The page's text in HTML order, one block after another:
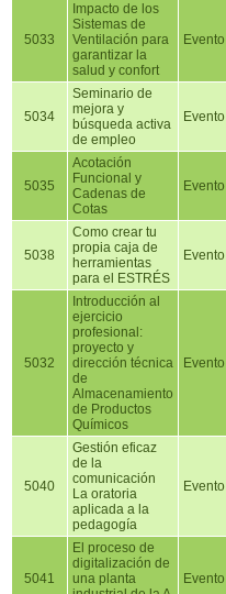
5033
Impacto de los
Sistemas de
Ventilación para
garantizar la
salud y confort
Evento
5034
Seminario de
mejora y
búsqueda activa
de empleo
Evento
5035
Acotación
Funcional y
Cadenas de
Cotas
Evento
5038
Como crear tu
propia caja de
herramientas
para el ESTRÉS
Evento
5032
Introducción al
ejercicio
profesional:
proyecto y
dirección técnica
de
Almacenamiento
de Productos
Químicos
Evento
5040
Gestión eficaz
de la
comunicación
La oratoria
aplicada a la
pedagogía
Evento
5041
El proceso de
digitalización de
una planta
Evento